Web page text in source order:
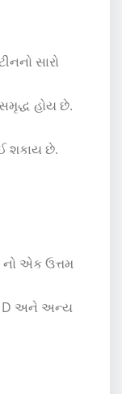
સારો
સમૃદ્ધ હોય છે.
શકાય છે.
નો એક ઉત્તમ
D અને અન્ય